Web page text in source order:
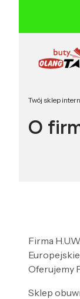
Twój sklep
O
Firma
Oferujemy
Sklep